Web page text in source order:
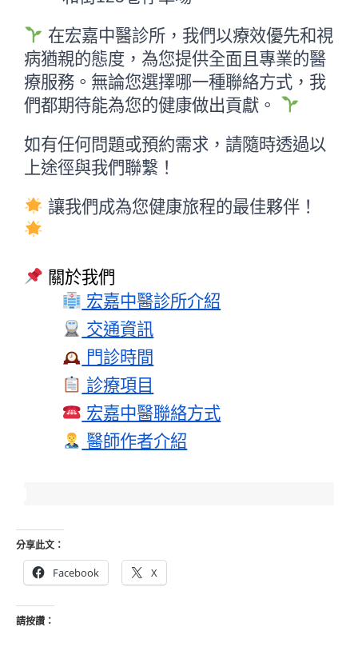
在宏嘉中醫診所，我們以療效優先和視
病猶親的態度，為您提供全面且專業的醫
療服務。無論您選擇哪一種聯絡方式，我
們都期待能為您的健康做出貢獻。
如有任何問題或預約需求，請隨時透過以
上途徑與我們聯繫！
讓我們成為您健康旅程的最佳夥伴！
關於我們
宏嘉中醫診所介紹
交通資訊
門診時間
診療項目
宏嘉中醫聯絡方式
醫師作者介紹
分享此文：
Facebook X
請按讚：